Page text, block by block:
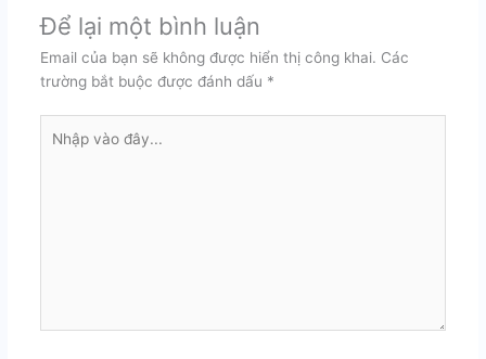
Để lại một bình luận
Email của bạn sẽ không được hiển thị công khai. Các
trường bắt buộc được đánh dấu *
vào